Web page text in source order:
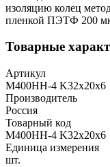
изоляцию колец
пленкой ПЭТФ 200
Товарные
Артикул
М400НН-4 K32x20x6
Производитель
Россия
Товарный код
М400НН-4 K32x20x6
Единица измерения
шт.